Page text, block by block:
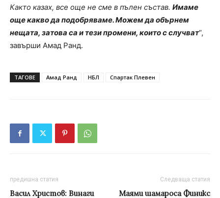
Както казах, все още не сме в пълен състав. Имаме
още какво да подобряваме. Можем да обърнем
нещата, затова са и тези промени, които с случват“,
завърши Амад Ранд.
ТАГОВЕ Амад Ранд НБЛ Спартак Плевен
предишна статия
Васил Христов: Винаги
Следваща статия
Маями шамароса Финикс